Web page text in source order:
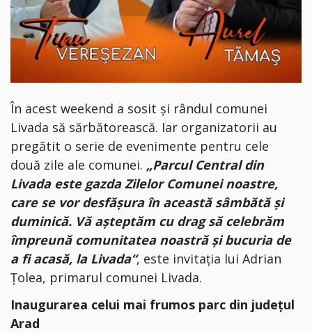
În acest weekend a sosit și rândul comunei
Livada să sărbătorească. Iar organizatorii au
pregătit o serie de evenimente pentru cele
două zile ale comunei. „Parcul Central din
Livada este gazda Zilelor Comunei noastre,
care se vor desfășura în această sâmbătă și
duminică. Vă așteptăm cu drag să celebrăm
împreună comunitatea noastră și bucuria de
a fiacasă, la Livada“, este invitația lui Adrian
Țolea, primarul comunei Livada.
Inaugurarea celui mai frumos parc din județul
Arad